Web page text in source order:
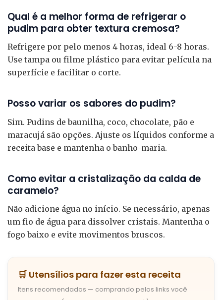
Qual é a melhor forma de refrigerar o
pudim para obter textura cremosa?
Refrigere por pelo menos 4 horas, ideal 6-8 horas.
Use tampa ou filme plástico para evitar película na
superfície e facilitar o corte.
Posso variar os sabores do pudim?
Sim. Pudins de baunilha, coco, chocolate, pão e
maracujá são opções. Ajuste os líquidos conforme a
receita base e mantenha o banho-maria.
Como evitar a cristalização da calda de
caramelo?
Não adicione água no início. Se necessário, apenas
um fio de água para dissolver cristais. Mantenha o
fogo baixo e evite movimentos bruscos.
🛒 Utensílios para fazer esta receita
Itens recomendados — comprando pelos links você